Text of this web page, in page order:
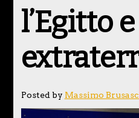
l’Egitto
Posted by Massimo